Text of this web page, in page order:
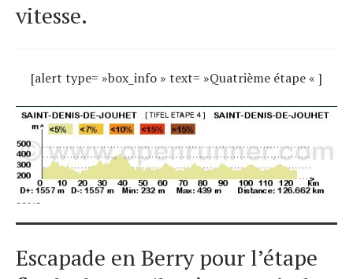
vitesse.
[alert type= »box_info » text= »Quatrième étape « ]
Escapade en Berry pour l’étape